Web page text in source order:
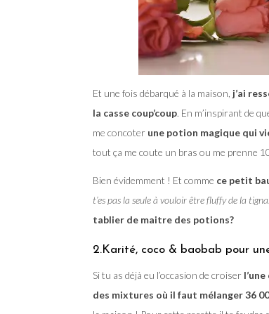
Et une fois débarqué à la maison, j’ai
la casse coup’coup. En m’inspirant de
me concoter une potion magique qui
tout ça me coute un bras ou me prenne
Bien évidemment ! Et comme ce petit
t’es pas la seule à vouloir être fluffy de la
tablier de maitre des potions?
2.Karité, coco & baobab pour
Si tu as déjà eu l’occasion de croiser
des mixtures où il faut mélanger 36